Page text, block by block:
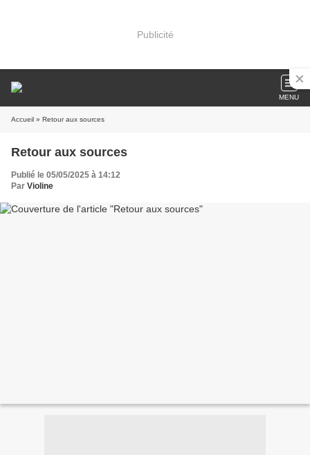
Publicité
MENU
Accueil » Retour aux sources
Retour aux sources
Publié le 05/05/2025 à 14:12
Par Violine